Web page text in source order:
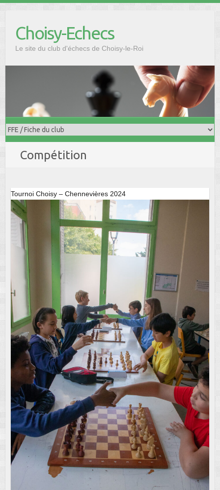
contentChoisy-Echecs
Le site du club d'échecs de Choisy-le-Roi
Compétition
Tournoi Choisy – Chennevières 2024